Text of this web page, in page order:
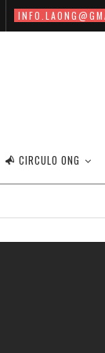
CIRCULO ONG